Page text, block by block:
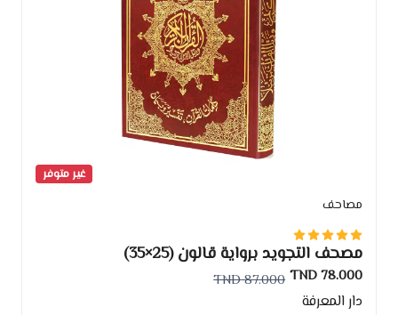
غير متوفر
مصاحف
مصحف التجويد برواية قالون (25×35)
78.000 TND
87.000 TND
دار المعرفة